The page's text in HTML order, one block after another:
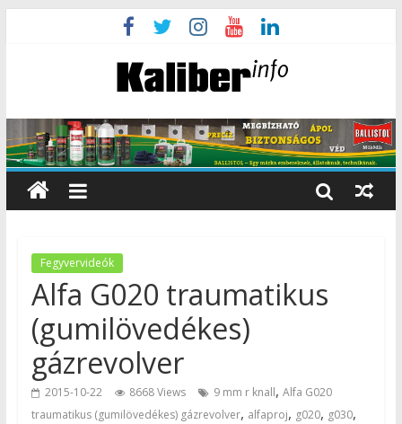
Fegyvervideók
Alfa G020 traumatikus
(gumilövedékes)
gázrevolver
2015-10-22 8668 Views 9 mm r knall, Alfa G020
traumatikus (gumilövedékes) gázrevolver, alfaproj, g020, g030,